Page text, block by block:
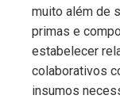
muito além de
primas e
estabelecer
colaborativos
insumos